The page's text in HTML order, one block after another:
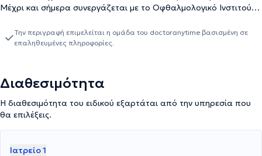
Μέχρι και σήμερα συνεργάζεται με το Οφθαλμολογικό Ινστιτούτο
τα μεγαλύτερα κέντρα στην Ευρώπη. Το ιατρέιο της είναι ένας
φιλικός και πλήρως εξοπλισμένος χώρος, που προσφέρονται
Την περιγραφή επιμελείται η ομάδα του doctoranytime βασισμένη σε
επαληθευμένες πληροφορίες.
Διαθεσιμότητα
Η διαθεσιμότητα του ειδικού εξαρτάται από την υπηρεσία που
θα επιλέξεις.
Ιατρείο 1